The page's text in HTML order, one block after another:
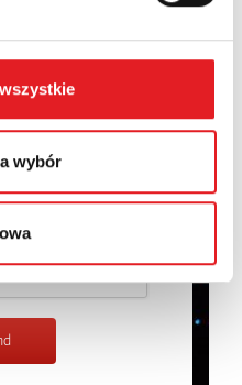
wybór
of my personal data by
Policy*
*